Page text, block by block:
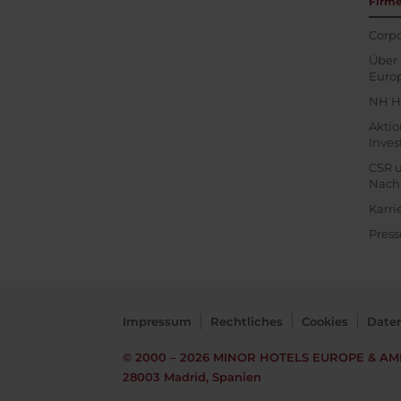
Über
NH
CSR
Impressum Rechtliches Cookies
© 2000 – 2026 MINOR HOTELS EUROPE &
28003 Madrid, Spanien